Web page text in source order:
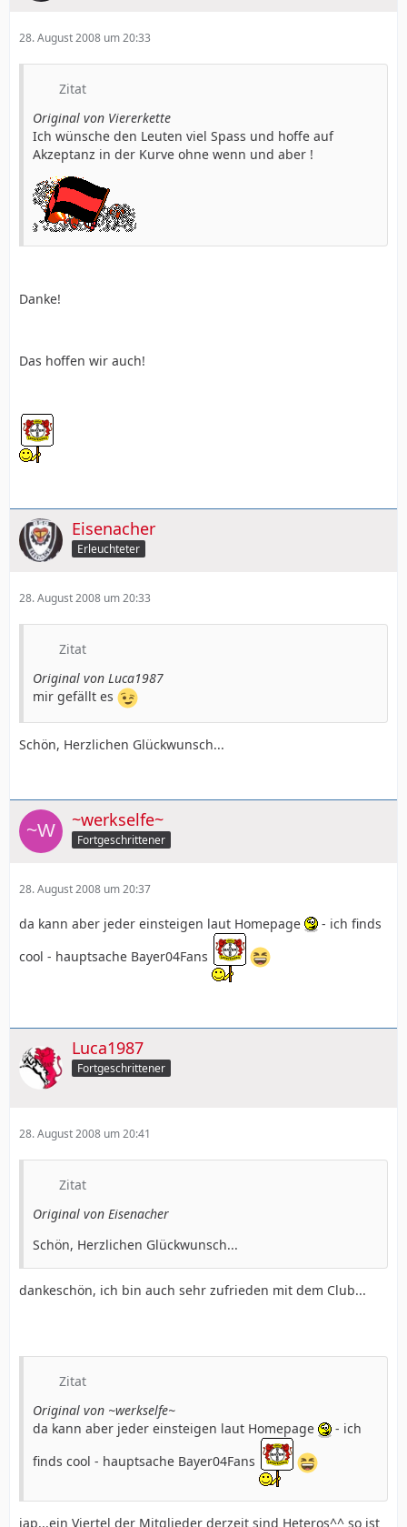
28. August 2008 um 20:33
Zitat
Original von Viererkette
Ich wünsche den Leuten viel Spass und hoffe auf
Akzeptanz in der Kurve ohne wenn und aber !
Danke!
Das hoffen wir auch!
Eisenacher
Erleuchteter
28. August 2008 um 20:33
Zitat
Original von Luca1987
mir gefällt es
Schön, Herzlichen Glückwunsch...
~werkselfe~
Fortgeschrittener
28. August 2008 um 20:37
da kann aber jeder einsteigen laut Homepage
- ich finds
cool - hauptsache Bayer04Fans
Luca1987
Fortgeschrittener
28. August 2008 um 20:41
Zitat
Original von Eisenacher
Schön, Herzlichen Glückwunsch...
dankeschön, ich bin auch sehr zufrieden mit dem Club...
Zitat
Original von ~werkselfe~
da kann aber jeder einsteigen laut Homepage
- ich
finds cool - hauptsache Bayer04Fans
jap...ein Viertel der Mitglieder derzeit sind Heteros^^ so ist